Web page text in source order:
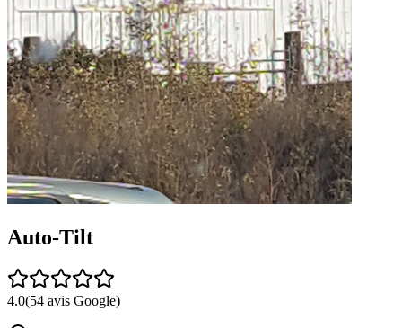
Auto-Tilt
4.0(54 avis Google)